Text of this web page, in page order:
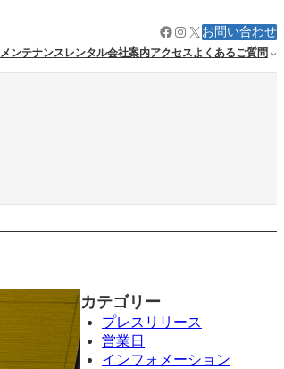
Facebook
Instagram
X お問い合わせ
メンテナンス レンタル会社案内アクセスよくあるご質問
カテゴリー
プレスリリース
営業日
インフォメーション